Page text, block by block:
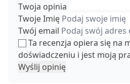
Twoja opinia
Twoje Imię
Twój email
Ta recenzja opiera się na
doświadczeniu i jest moją
Wyślij opinię